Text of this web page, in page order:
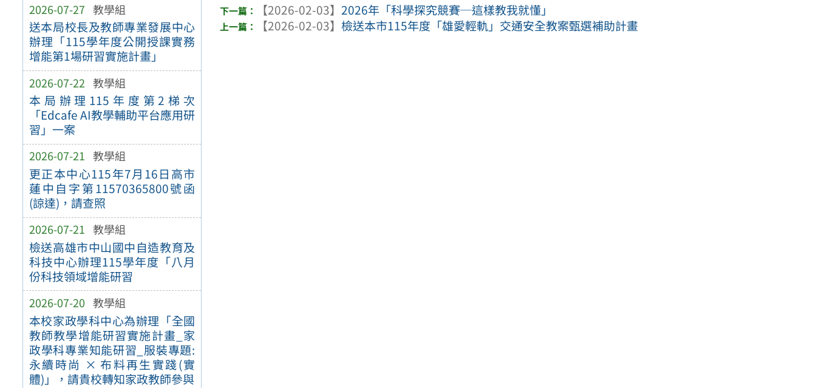
2026-07-27 教學組
送本局校長及教師專業發展中心
辦理「115學年度公開授課實務
增能第1場研習實施計畫」
2026-07-22 教學組
本局辦理115年度第2梯次
「Edcafe AI教學輔助平台應用研
習」一案
2026-07-21 教學組
更正本中心115年7月16日高市
蓮中自字第11570365800號函
(諒達)，請查照
2026-07-21 教學組
檢送高雄市中山國中自造教育及
科技中心辦理115學年度「八月
份科技領域增能研習
2026-07-20 教學組
本校家政學科中心為辦理「全國
教師教學增能研習實施計畫_家
政學科專業知能研習_服裝專題:
永續時尚 × 布料再生實踐(實
體)」，請貴校轉知家政教師參與
【2026-02-03】2026年「科學探究競賽─這樣教我就懂」
【2026-02-03】 檢送本市115年度「雄愛輕軌」交通安全教案甄選補助計畫